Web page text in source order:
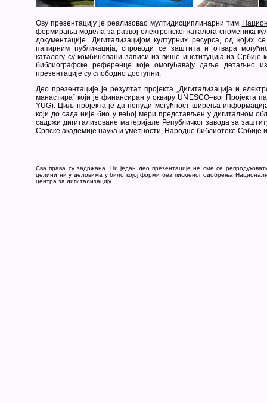
Ову презентацију је реализовао мултидисциплинарни тим
формирања модела за развој електронског каталога споменика
документације. Дигитализацијом културних ресурса, од којих
папирним публикација, спроводи се заштита и отвара
каталогу су комбиновани записи из више институција из Србије
библиографске референце које омогућавају даље детаљно
презентације су слободно доступни.
Део презентације је резултат пројекта „Дигитализација и
манастира“ који је финансиран у оквиру UNESCO–вог Пројекта
YUG). Циљ пројекта је да понуди могућност ширења
који до сада није био у већој мери представљен у дигиталном
садржи дигитализоване материјале Републичког завода за
Српске академије наука и уметности, Народне библиотеке
Сва права су задржана. Ни један део презентације не сме се
целини ни у деловима у било којој форми без писменог одобрења
центра за дигитализацију.